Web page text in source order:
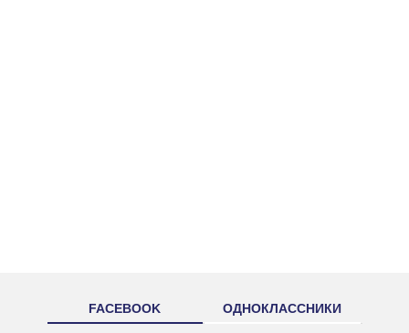
FACEBOOK ОДНОКЛАССНИКИ